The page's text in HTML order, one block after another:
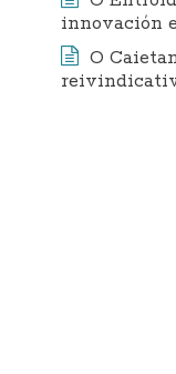
innovación
O